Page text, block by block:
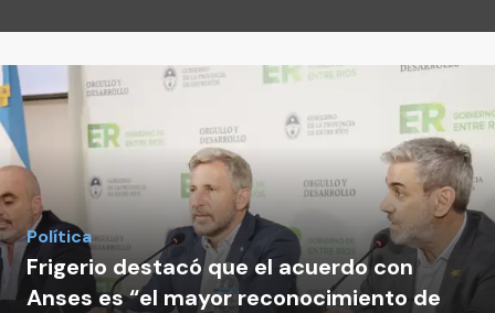
Política
Frigerio destacó que el acuerdo con
Anses es “el mayor reconocimiento de